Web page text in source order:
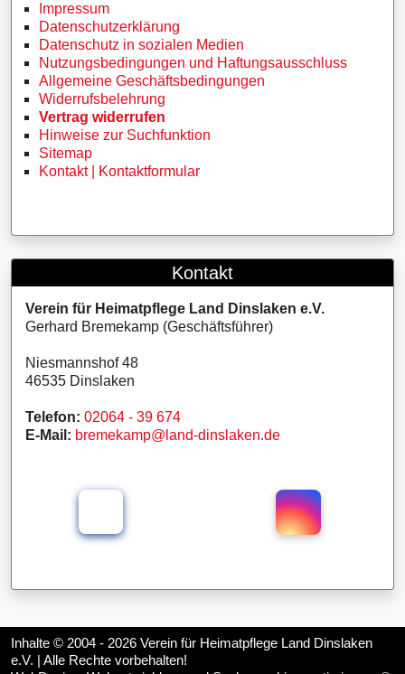
Impressum
Datenschutzerklärung
Datenschutz in sozialen Medien
Nutzungsbedingungen und Haftungsausschluss
Allgemeine Geschäftsbedingungen
Widerrufsbelehrung
Vertrag widerrufen
Hinweise zur Suchfunktion
Sitemap
Kontakt | Kontaktformular
Kontakt
Verein für Heimatpflege Land Dinslaken e.V.
Gerhard Bremekamp (Geschäftsführer)
Niesmannshof 48
46535 Dinslaken
Telefon: 02064 - 39 674
E-Mail: bremekamp@land-dinslaken.de
Inhalte © 2004 - 2026 Verein für Heimatpflege Land Dinslaken
e.V. | Alle Rechte vorbehalten!